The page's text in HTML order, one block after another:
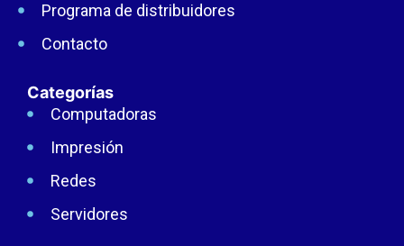
Programa de distribuidores
Contacto
Categorías
Computadoras
Impresión
Redes
Servidores